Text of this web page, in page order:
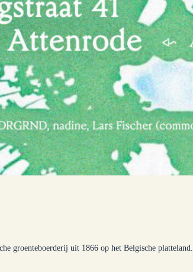
groenteboerderij uit 1866 op het Belgische platteland.